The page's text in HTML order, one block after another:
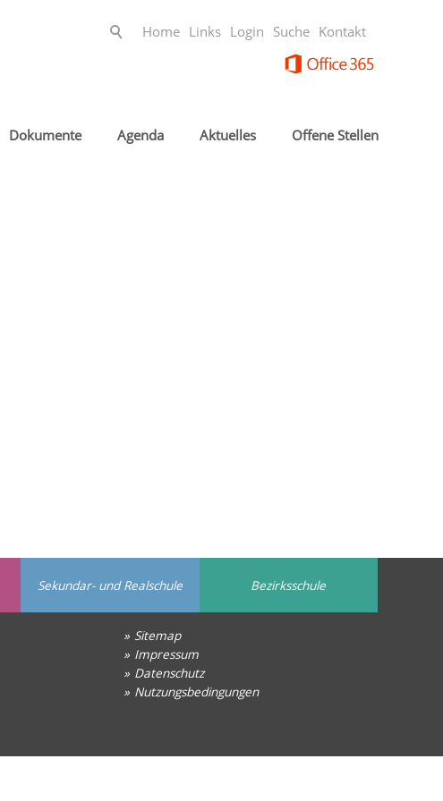
Home Links Login Suche Kontakt
Dokumente Agenda Aktuelles Offene Stellen
Sekundar- und Realschule Bezirksschule
Sitemap
Impressum
Datenschutz
Nutzungsbedingungen